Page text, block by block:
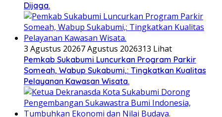
Dijaga.
3 Agustus 20267 Agustus 2026313 Lihat
Pemkab Sukabumi Luncurkan Program Parkir
Someah, Wabup Sukabumi,: Tingkatkan Kualitas
Pelayanan Kawasan Wisata.